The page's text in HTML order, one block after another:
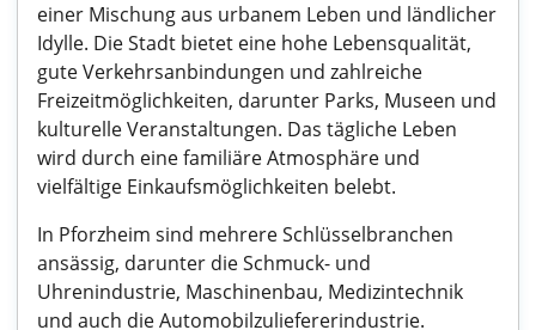
einer Mischung aus urbanem Leben und ländlicher
Idylle. Die Stadt bietet eine hohe Lebensqualität,
gute Verkehrsanbindungen und zahlreiche
Freizeitmöglichkeiten, darunter Parks, Museen und
kulturelle Veranstaltungen. Das tägliche Leben
wird durch eine familiäre Atmosphäre und
vielfältige Einkaufsmöglichkeiten belebt.
In Pforzheim sind mehrere Schlüsselbranchen
ansässig, darunter die Schmuck- und
Uhrenindustrie, Maschinenbau, Medizintechnik
und auch die Automobilzuliefererindustrie.